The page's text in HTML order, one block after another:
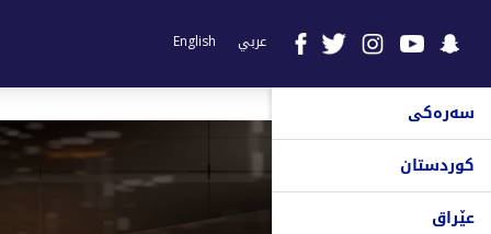
عربي English
سەرەکی
کوردستان
عێراق